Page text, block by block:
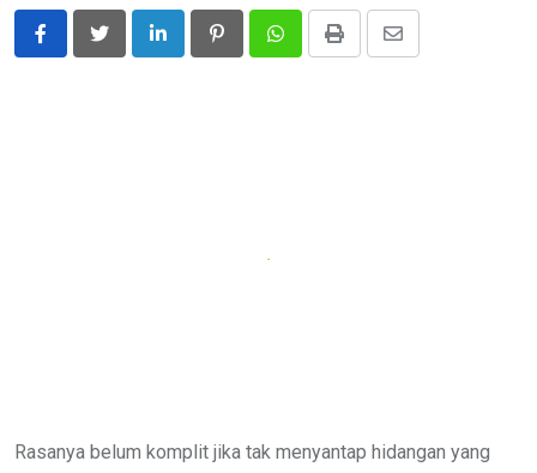
LinkedIn PinterestWhatsappPrint
Share
Rasanya belum komplit jika tak menyantap hidangan yang